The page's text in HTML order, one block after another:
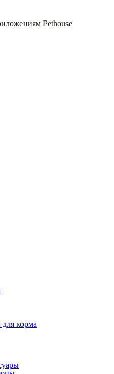
Pethouse
корма